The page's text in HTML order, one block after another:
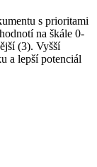
s prioritami
na škále 0-
(3). Vyšší
a lepší potenciál